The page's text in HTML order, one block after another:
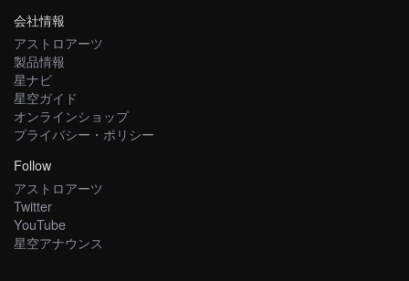
会社情報
アストロアーツ
製品情報
星ナビ
星空ガイド
オンラインショップ
プライバシー・ポリシー
Follow
アストロアーツ
Twitter
YouTube
星空アナウンス